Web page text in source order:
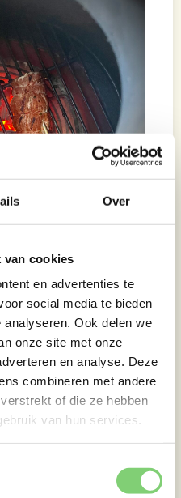
Over
van cookies
en advertenties te
social media te bieden
Ook delen we
onze site met onze
en analyse. Deze
combineren met andere
of die ze hebben
van hun services.
varkenshaas
hebt dan mag
worden
10 minuten laten